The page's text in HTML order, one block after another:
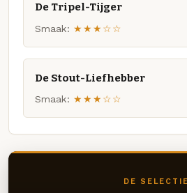
De Tripel-Tijger
Smaak: ★★★☆☆
De Stout-Liefhebber
Smaak: ★★★☆☆
DE SELECTIE